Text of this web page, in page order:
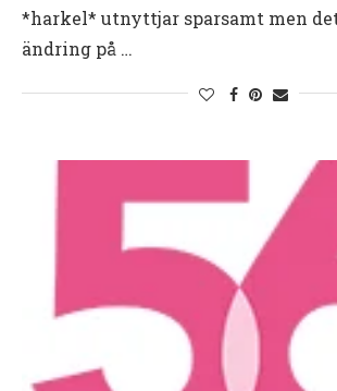
*harkel* utnyttjar sparsamt men
ändring på …